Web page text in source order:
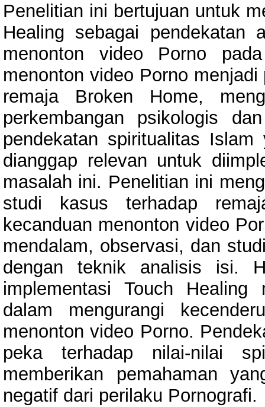
Penelitian ini bertujuan untuk
Healing sebagai pendekatan
menonton video Porno
menonton video Porno
remaja Broken Home,
perkembangan psikologis
pendekatan spiritualitas
dianggap relevan untuk
masalah ini. Penelitian ini
studi kasus terhadap
kecanduan menonton video
mendalam, observasi, dan
dengan teknik analisis isi.
implementasi Touch
dalam mengurangi
menonton video Porno.
peka terhadap nilai-nilai
memberikan pemahaman
negatif dari perilaku Pornografi.